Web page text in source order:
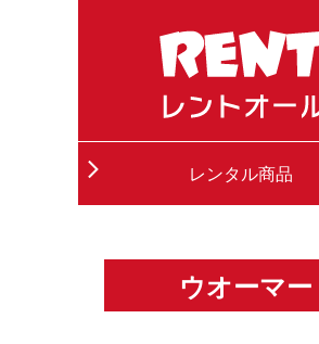
レンタル商品
ウオーマー